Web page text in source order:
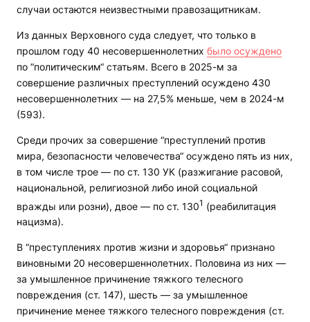
случаи остаются неизвестными правозащитникам.
Из данных Верховного суда следует, что только в
прошлом году 40 несовершеннолетних было осуждено
по “политическим“ статьям. Всего в 2025-м за
совершение различных преступлений осуждено 430
несовершеннолетних — на 27,5% меньше, чем в 2024-м
(593).
Среди прочих за совершение “преступлений против
мира, безопасности человечества“ осуждено пять из них,
в том числе трое — по ст. 130 УК (разжигание расовой,
национальной, религиозной либо иной социальной
вражды или розни), двое — по ст. 1301 (реабилитация
нацизма).
В “преступлениях против жизни и здоровья“ признано
виновными 20 несовершеннолетних. Половина из них —
за умышленное причинение тяжкого телесного
повреждения (ст. 147), шесть — за умышленное
причинение менее тяжкого телесного повреждения (ст.